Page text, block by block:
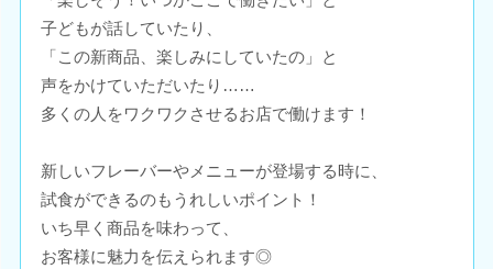
子どもが話していたり、
「この新商品、楽しみにしていたの」と
声をかけていただいたり……
多くの人をワクワクさせるお店で働けます！
新しいフレーバーやメニューが登場する時に、
試食ができるのもうれしいポイント！
いち早く商品を味わって、
お客様に魅力を伝えられます◎